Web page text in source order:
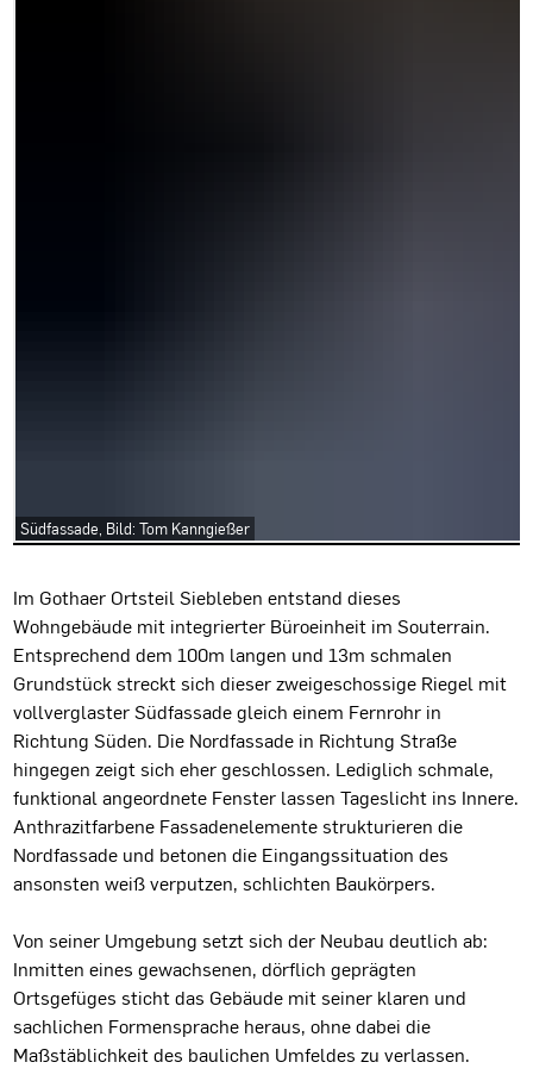
Südfassade, Bild: Tom Kanngießer
Im Gothaer Ortsteil Siebleben entstand dieses
Wohngebäude mit integrierter Büroeinheit im Souterrain.
Entsprechend dem 100m langen und 13m schmalen
Grundstück streckt sich dieser zweigeschossige Riegel mit
vollverglaster Südfassade gleich einem Fernrohr in
Richtung Süden. Die Nordfassade in Richtung Straße
hingegen zeigt sich eher geschlossen. Lediglich schmale,
funktional angeordnete Fenster lassen Tageslicht ins Innere.
Anthrazitfarbene Fassadenelemente strukturieren die
Nordfassade und betonen die Eingangssituation des
ansonsten weiß verputzen, schlichten Baukörpers.
Von seiner Umgebung setzt sich der Neubau deutlich ab:
Inmitten eines gewachsenen, dörflich geprägten
Ortsgefüges sticht das Gebäude mit seiner klaren und
sachlichen Formensprache heraus, ohne dabei die
Maßstäblichkeit des baulichen Umfeldes zu verlassen.